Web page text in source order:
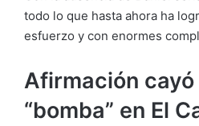
todo lo que hasta ahora ha
esfuerzo y con enormes
Afirmación
“bomba” en El